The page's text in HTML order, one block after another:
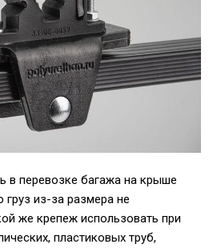
в перевозке багажа на крыше
из-за размера не
же крепеж использовать при
пластиковых труб,